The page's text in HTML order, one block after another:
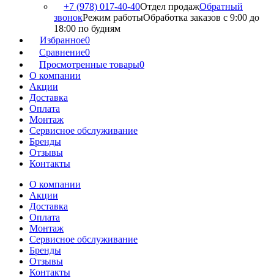
+7 (978) 017-40-40Отдел продажОбратный
звонокРежим работыОбработка заказов с 9:00 до
18:00 по будням
Избранное0
Сравнение0
Просмотренные товары0
О компании
Акции
Доставка
Оплата
Монтаж
Сервисное обслуживание
Бренды
Отзывы
Контакты
О компании
Акции
Доставка
Оплата
Монтаж
Сервисное обслуживание
Бренды
Отзывы
Контакты